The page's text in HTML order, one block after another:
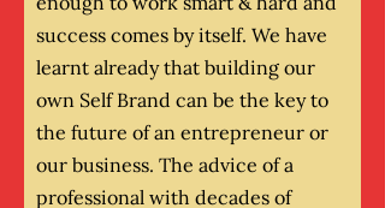
success comes by itself. We have
learnt already that building our
own Self Brand can be the key to
the future of an entrepreneur or
our business. The advice of a
professional with decades of